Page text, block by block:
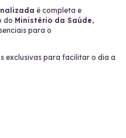
é completa e
do Ministério da Saúde,
para o
exclusivas para facilitar o dia a